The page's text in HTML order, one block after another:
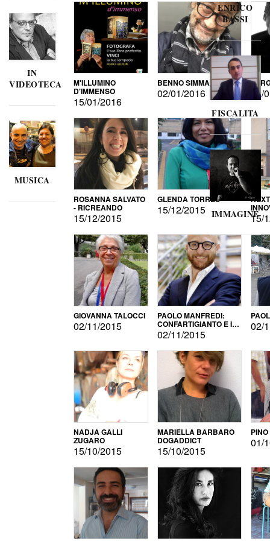
IN
VIDEOTECA
MUSICA
M'ILLUMINO
D'IMMENSO
15/01/2016
BENNO SIMMA
02/01/2016
ROSANNA SALVATO
- RICREANDO
15/12/2015
GLENDA TORRES
15/12/2015
15/
GIOVANNA TALOCCI
02/11/2015
PAOLO MANFREDI:
CONFARTIGIANTO E IL
SONDAGGIO
02/11/2015
02/
NADJA GALLI
ZUGARO
15/10/2015
MARIELLA BARBARO
DOGADDICT
15/10/2015
01/
ENRICO
BASSI
FISCALITA
IMMAGINE